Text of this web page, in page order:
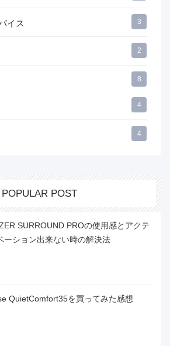
イス 3
2
8
4
4
POPULAR POST
SURROUND PROの使用感とアクテ
ーション出来ない時の解決法
QuietComfort35を買ってみた感想